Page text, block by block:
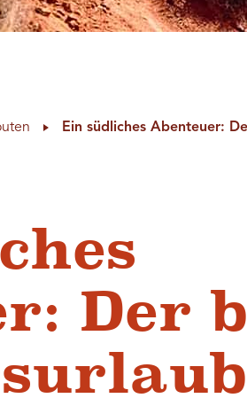
Ein südliches Abenteuer:
Der